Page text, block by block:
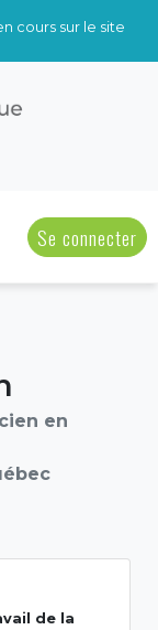
cours sur le site
Se connecter
en
de la